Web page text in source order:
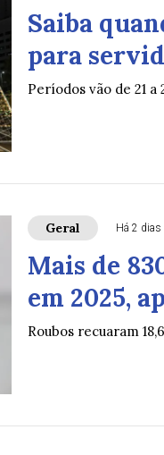
Saiba
para
Períodos vão de 21 a
Geral Há 2 dias
Mais de
em 2025,
Roubos recuaram